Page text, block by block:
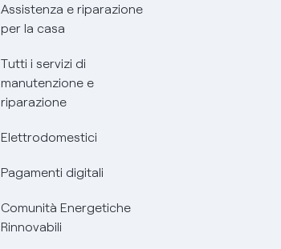
Assistenza e riparazione
per la casa
Tutti i servizi di
manutenzione e
riparazione
Elettrodomestici
Pagamenti digitali
Comunità Energetiche
Rinnovabili